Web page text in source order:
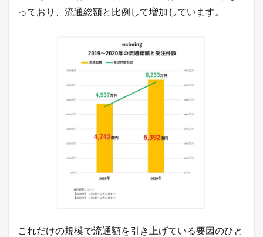
っており、流通総額と比例して増加しています。
これだけの規模で流通額を引き上げている要因のひと